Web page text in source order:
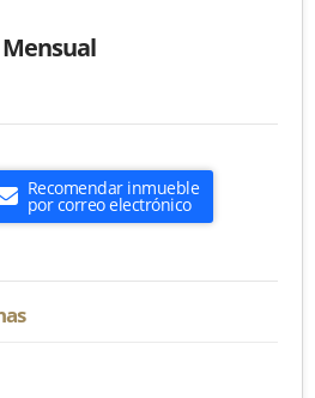
Recomendar inmueble
por correo electrónico